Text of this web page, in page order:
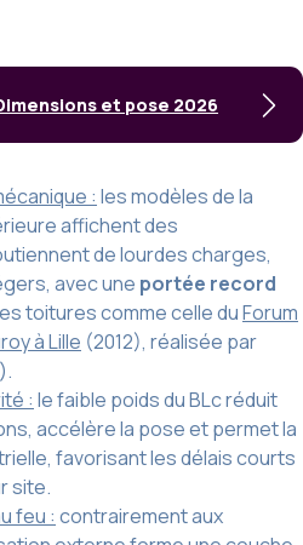
et pose 2026
: les modèles de la
affichent des
de lourdes charges,
avec une portée record
toitures comme celle duForum
à Lille (2012), réalisée par
: le faible poids du BLc réduit
accélère la pose et permet la
favorisant les délais courts
site.
feu : contrairement aux